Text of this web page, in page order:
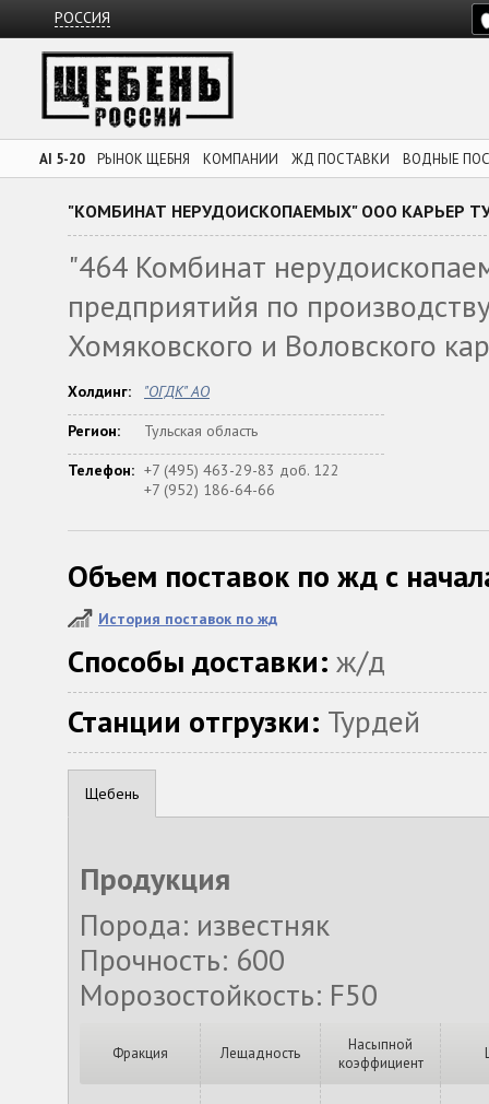
РОССИЯ
AI 5-20 РЫНОК ЩЕБНЯ КОМПАНИИ ЖД ПОСТАВКИ ВОДНЫЕ
"КОМБИНАТ НЕРУДОИСКОПАЕМЫХ" ООО КАРЬЕР
"464 Комбинат
предприятийя по
Хомяковского и Воловского
Холдинг:
"ОГДК" АО
Регион:
Тульская область
Телефон: +7 (495) 463-29-83 доб. 122
+7 (952) 186-64-66
Объем поставок по жд с
История поставок по жд
Способы доставки: ж/д
Станции отгрузки: Турдей
Щебень
Продукция
Порода: известняк
Прочность: 600
Морозостойкость: F50
Фракция Лещадность
Насыпной
коэффициент